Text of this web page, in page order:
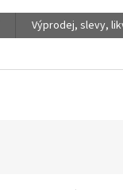
Výprodej, slevy,